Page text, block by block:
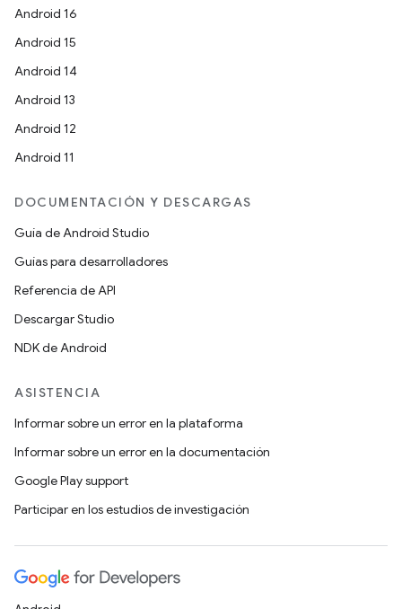
Android 16
Android 15
Android 14
Android 13
Android 12
Android 11
DOCUMENTACIÓN Y DESCARGAS
Guía de Android Studio
Guías para desarrolladores
Referencia de API
Descargar Studio
NDK de Android
ASISTENCIA
Informar sobre un error en la plataforma
Informar sobre un error en la documentación
Google Play support
Participar en los estudios de investigación